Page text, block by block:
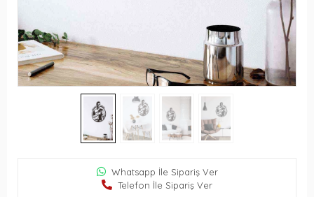
Whatsapp İle Sipariş Ver
Telefon İle Sipariş Ver